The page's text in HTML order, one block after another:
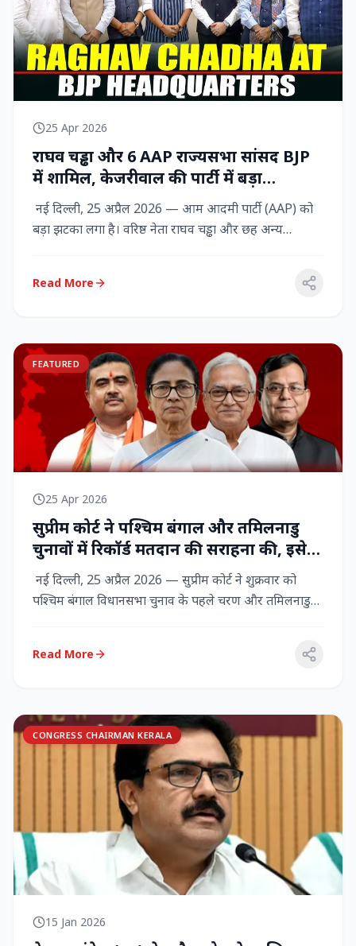
25 Apr 2026
राघव चड्ढा और 6 AAP राज्‍यसभा सांसद BJP
में शामिल, केजरीवाल की पार्टी में बड़ा
राजनीतिक विद्रोह
नई दिल्ली, 25 अप्रैल 2026 — आम आदमी पार्टी (AAP) को
बड़ा झटका लगा है। वरिष्ठ नेता राघव चड्ढा और छह अन्य
Read More
FEATURED
25 Apr 2026
सुप्रीम कोर्ट ने पश्चिम बंगाल और तमिलनाडु
चुनावों में रिकॉर्ड मतदान की सराहना की, इसे
नागरिक शक्ति का प्रदर्शन बताया
नई दिल्ली, 25 अप्रैल 2026 — सुप्रीम कोर्ट ने शुक्रवार को
पश्चिम बंगाल विधानसभा चुनाव के पहले चरण और तमिलनाडु
Read More
CONGRESS CHAIRMAN KERALA
15 Jan 2026